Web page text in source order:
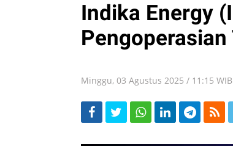
Indika Energy
Minggu, 03 Agustus 2025 / 11:15 WIB